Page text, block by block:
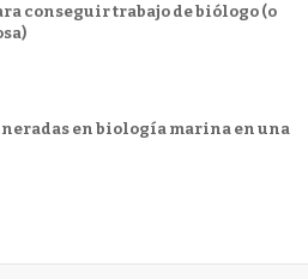
conseguir trabajo de biólogo (o
en biología marina en una